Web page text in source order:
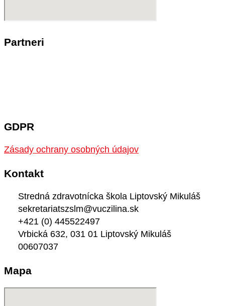
Partneri
GDPR
Zásady ochrany osobných údajov
Kontakt
Stredná zdravotnícka škola Liptovský Mikuláš
sekretariatszslm@vuczilina.sk
+421 (0) 445522497
Vrbická 632, 031 01 Liptovský Mikuláš
00607037
Mapa